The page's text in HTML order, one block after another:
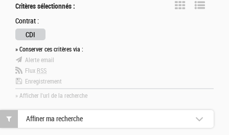
Critères sélectionnés :
Contrat :
CDI
» Conserver ces critères via :
Alerte email
Flux RSS
Enregistrement
» Afficher l'url de la recherche
Affiner ma recherche